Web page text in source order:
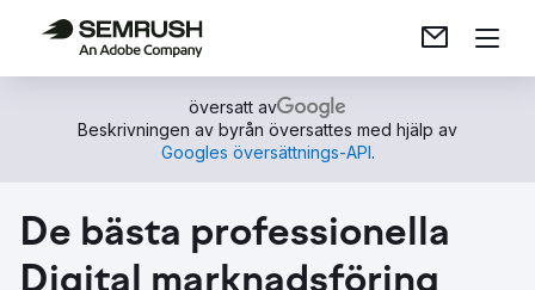
översatt av
Beskrivningen av byrån översattes med hjälp av
Googles översättnings-API.
De bästa professionella